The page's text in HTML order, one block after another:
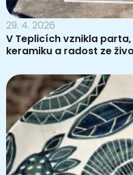
29. 4. 2026
V Teplicích vznikla
keramiku a radost ze